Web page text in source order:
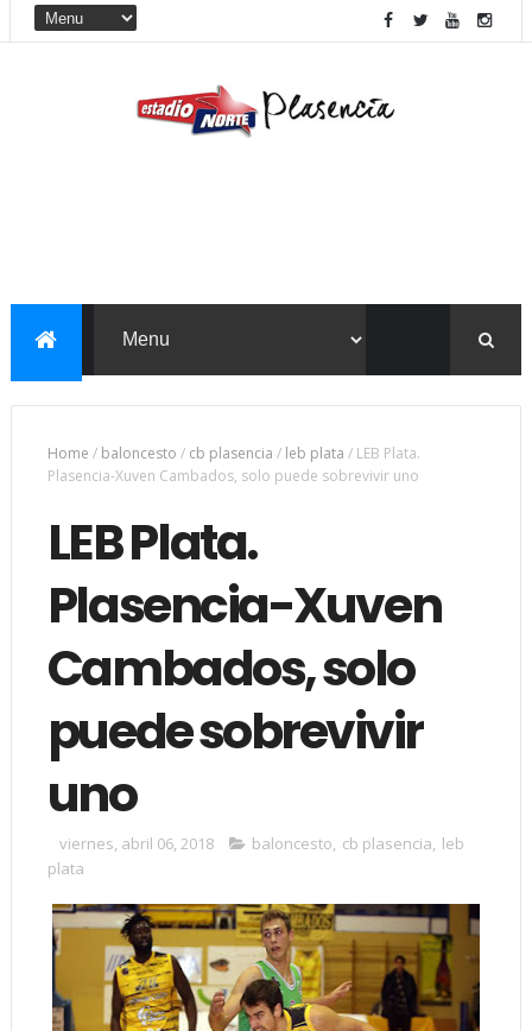
Home / baloncesto / cb plasencia / leb plata / LEB Plata.
Plasencia-Xuven Cambados, solo puede sobrevivir uno
LEB Plata.
Plasencia-Xuven
Cambados, solo
puede sobrevivir
uno
viernes, abril 06, 2018 baloncesto, cb plasencia, leb
plata